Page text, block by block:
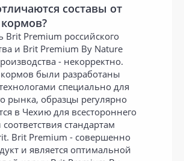
составы от
Brit Premium российского
и Brit Premium By Nature
- некорректно.
были разработаны
специально для
рынка, образцы регулярно
в Чехию для всестороннего
стандартам
Brit Premium - совершенно
и является оптимальной